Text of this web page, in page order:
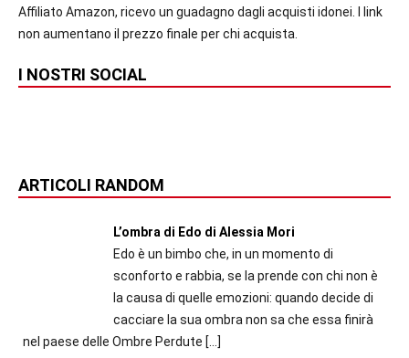
Affiliato Amazon, ricevo un guadagno dagli acquisti idonei. I link
non aumentano il prezzo finale per chi acquista.
I NOSTRI SOCIAL
ARTICOLI RANDOM
L’ombra di Edo di Alessia Mori
Edo è un bimbo che, in un momento di
sconforto e rabbia, se la prende con chi non è
la causa di quelle emozioni: quando decide di
cacciare la sua ombra non sa che essa finirà
nel paese delle Ombre Perdute […]